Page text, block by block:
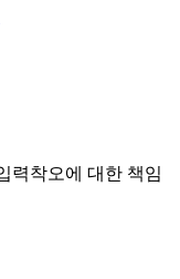
력착오에 대한 책임